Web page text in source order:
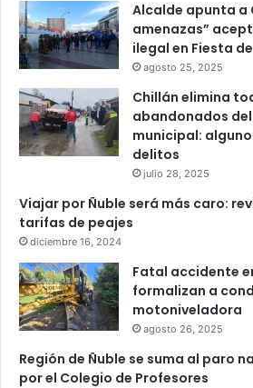
Alcalde apunta a
amenazas”
ilegal en Fiesta
agosto 25, 2025
Chillán elimina
abandonados
municipal:
delitos
julio 28, 2025
Viajar por Ñuble será más caro:
tarifas de peajes
diciembre 16, 2024
Fatal accidente
formalizan a
motoniveladora
agosto 26, 2025
Región de Ñuble se suma al paro
por el Colegio de Profesores